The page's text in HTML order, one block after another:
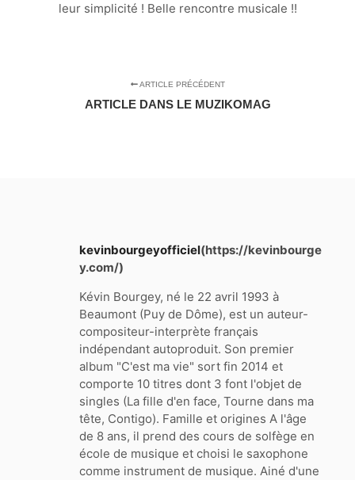
leur simplicité ! Belle rencontre musicale !!
ARTICLE PRÉCÉDENT
ARTICLE DANS LE MUZIKOMAG
kevinbourgeyofficiel(https://kevinbourge
y.com/)
Kévin Bourgey, né le 22 avril 1993 à
Beaumont (Puy de Dôme), est un auteur-
compositeur-interprète français
indépendant autoproduit. Son premier
album "C'est ma vie" sort fin 2014 et
comporte 10 titres dont 3 font l'objet de
singles (La fille d'en face, Tourne dans ma
tête, Contigo). Famille et origines A l'âge
de 8 ans, il prend des cours de solfège en
école de musique et choisi le saxophone
comme instrument de musique. Ainé d'une